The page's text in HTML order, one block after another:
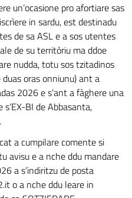
un’ocasione pro afortiare sas
in sardu, est destinadu
de sa ASL e a sos utentes
de su territòriu ma ddoe
nudda, totu sos tzitadinos
oras onniunu) ant a
2026 e s’ant a fàghere una
BI de Abbasanta,
a cumpilare comente si
avisu e a nche ddu mandare
a s’indiritzu de posta
o a nche ddu leare in